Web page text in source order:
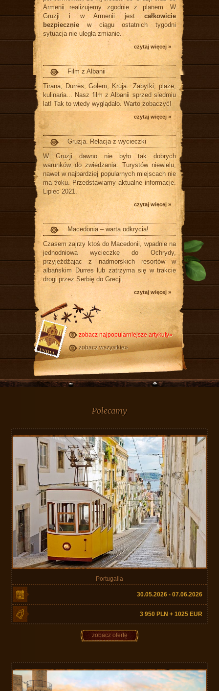
Armenii realizujemy zgodnie z planem. W
Gruzji i w Armenii jest całkowicie
bezpiecznie w ciągu ostatnich tygodni
sytuacja nie uległa zmianie.
czytaj więcej »
Film z Albanii
Tirana, Durrës, Golem, Kruja.. Zabytki, plaże,
kulinaria... Nasz film z Albanii sprzed siedmiu
lat! Tak to wtedy wyglądało. Warto zobaczyć!
czytaj więcej »
Gruzja. Relacja z wycieczki
W Gruzji dawno nie było tak dobrych
warunków do zwiedzania. Turystów niewielu,
nawet w najbardziej popularnych miejscach nie
ma tłoku. Przedstawiamy aktualne informacje.
Lipiec 2021.
czytaj więcej »
Macedonia – warta odkrycia!
Czasem zajrzy ktoś do Macedonii, wpadnie na
jednodniową wycieczkę do Ochrydy,
przyjeżdżając z nadmorskich resortów w
albańskim Durres lub zatrzyma się w trakcie
drogi przez Serbię do Grecji.
czytaj więcej »
zobacz najpopularniejsze artykuły»
zobacz wszystkie»
Polecamy
Portugalia
30.05.2026 - 07.06.2026
3 950 PLN + 1025 EUR
zobacz ofertę